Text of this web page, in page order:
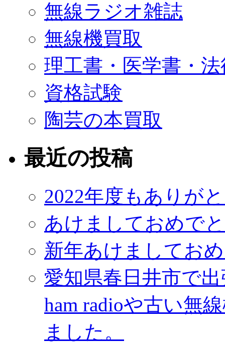
無線ラジオ雑誌
無線機買取
理工書・医学書・
資格試験
陶芸の本買取
最近の投稿
2022年度もありが
あけましておめで
新年あけましてお
愛知県春日井市で
ham radioや古い無
ました。